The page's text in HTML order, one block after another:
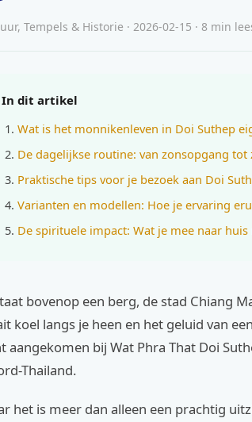
Tempels & Historie · 2026-02-15 · 8 min
In dit artikel
Wat is het monnikenleven in Doi Suthep
De dagelijkse routine: van zonsopgang tot
Praktische tips voor je bezoek aan Doi
Varianten en modellen: Hoe je ervaring
De spirituele impact: Wat je mee naar huis
bovenop een berg, de stad Chiang
koel langs je heen en het geluid van
aangekomen bij Wat Phra That Doi
Thailand.
het is meer dan alleen een prachtig